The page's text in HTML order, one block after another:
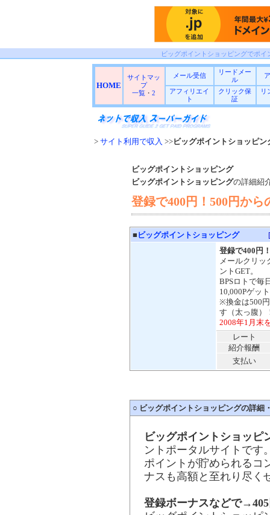
ビッグポイントショッピングでポ
HOME
サイトマッ
プ
一覧 ・ 2
メール受信
リードメー
ル
アフィリエイ
ト
クリック保
証
リ
> サイト利用で収入 >>ビッグポイントショッピン
ビッグポイントショッピング
ビッグポイントショッピングの詳細紹
登録で400円！500円から
■ ビッグポイントショッピング
[
登録で400円
メールクリッ
ントGET。
BPSロトで毎
10,000Pゲッ
※換金は500
す（太っ腹）
2008年1月末
レート
紹介報酬
支払い
○ ビッグポイントショッピングの詳細
ビッグポイントショッピ
ントポータルサイトです
ポイントが貯められるコ
ナスも高額と至れり尽く
登録ボーナスなどで